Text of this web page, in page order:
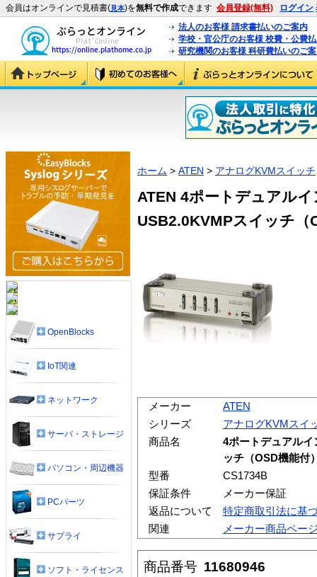
会員はオンラインで見積書(見本)を無料で作成できます 会員登録(無料) ログイン
法人のお客様 請求書払いのご案内
学校・官公庁のお客様 校費・公費
研究機関のお客様 科研費払いのご
ホーム > ATEN > アナログKVMスイッチ
ATEN 4ポートデュアル
USB2.0KVMPスイッチ（
メーカー
ATEN
シリーズ
アナログKVMスイ
商品名
4ポートデュアル
ッチ（OSD機能付
型番
CS1734B
保証条件
メーカー保証
返品について
特定商取引法に基
関連
メーカー商品ペー
商品番号 11680946
OpenBlocks
IoT関連
ネットワーク
サーバ・ストレージ
パソコン・周辺機器
PCパーツ
サプライ
ソフト・ライセンス